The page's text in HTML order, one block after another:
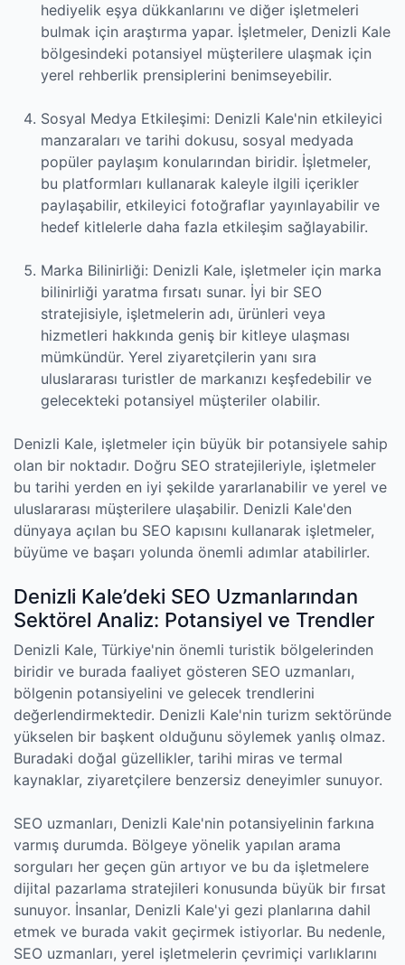
hediyelik eşya dükkanlarını ve diğer işletmeleri
bulmak için araştırma yapar. İşletmeler, Denizli Kale
bölgesindeki potansiyel müşterilere ulaşmak için
yerel rehberlik prensiplerini benimseyebilir.
Sosyal Medya Etkileşimi: Denizli Kale'nin etkileyici
manzaraları ve tarihi dokusu, sosyal medyada
popüler paylaşım konularından biridir. İşletmeler,
bu platformları kullanarak kaleyle ilgili içerikler
paylaşabilir, etkileyici fotoğraflar yayınlayabilir ve
hedef kitlelerle daha fazla etkileşim sağlayabilir.
Marka Bilinirliği: Denizli Kale, işletmeler için marka
bilinirliği yaratma fırsatı sunar. İyi bir SEO
stratejisiyle, işletmelerin adı, ürünleri veya
hizmetleri hakkında geniş bir kitleye ulaşması
mümkündür. Yerel ziyaretçilerin yanı sıra
uluslararası turistler de markanızı keşfedebilir ve
gelecekteki potansiyel müşteriler olabilir.
Denizli Kale, işletmeler için büyük bir potansiyele sahip
olan bir noktadır. Doğru SEO stratejileriyle, işletmeler
bu tarihi yerden en iyi şekilde yararlanabilir ve yerel ve
uluslararası müşterilere ulaşabilir. Denizli Kale'den
dünyaya açılan bu SEO kapısını kullanarak işletmeler,
büyüme ve başarı yolunda önemli adımlar atabilirler.
Denizli Kale’deki SEO Uzmanlarından
Sektörel Analiz: Potansiyel ve Trendler
Denizli Kale, Türkiye'nin önemli turistik bölgelerinden
biridir ve burada faaliyet gösteren SEO uzmanları,
bölgenin potansiyelini ve gelecek trendlerini
değerlendirmektedir. Denizli Kale'nin turizm sektöründe
yükselen bir başkent olduğunu söylemek yanlış olmaz.
Buradaki doğal güzellikler, tarihi miras ve termal
kaynaklar, ziyaretçilere benzersiz deneyimler sunuyor.
SEO uzmanları, Denizli Kale'nin potansiyelinin farkına
varmış durumda. Bölgeye yönelik yapılan arama
sorguları her geçen gün artıyor ve bu da işletmelere
dijital pazarlama stratejileri konusunda büyük bir fırsat
sunuyor. İnsanlar, Denizli Kale'yi gezi planlarına dahil
etmek ve burada vakit geçirmek istiyorlar. Bu nedenle,
SEO uzmanları, yerel işletmelerin çevrimiçi varlıklarını